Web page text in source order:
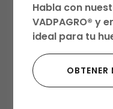
Habla con
VADPAGRO® y
ideal para tu